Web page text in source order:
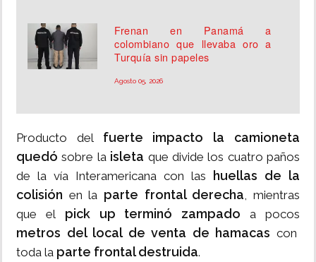
Frenan en Panamá a
colombiano que llevaba oro a
Turquía sin papeles
Agosto 05, 2026
Producto del fuerte impacto la camioneta
quedó sobre la isleta que divide los cuatro paños
de la vía Interamericana con las huellas de la
colisión en la parte frontal derecha, mientras
que el pick up terminó zampado a pocos
metros del local de venta de hamacas con
toda la parte frontal destruida.